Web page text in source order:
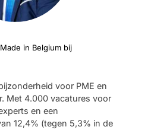
in Belgium bij
voor PME en
Met 4.000 vacatures voor
en een
12,4% (tegen 5,3% in de